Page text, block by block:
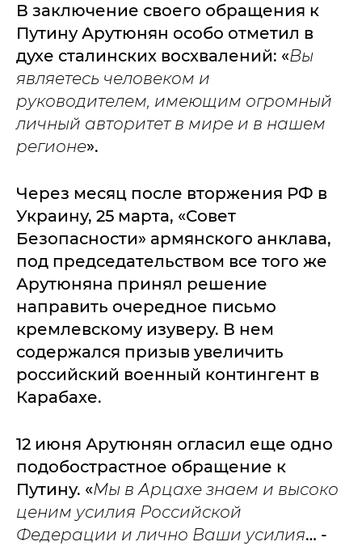
В заключение своего обращения к
Путину Арутюнян особо отметил в
духе сталинских восхвалений: «Вы
являетесь человеком и
руководителем, имеющим огромный
личный авторитет в мире и в нашем
регионе».
Через месяц после вторжения РФ в
Украину, 25 марта, «Совет
Безопасности» армянского анклава,
под председательством все того же
Арутюняна принял решение
направить очередное письмо
кремлевскому изуверу. В нем
содержался призыв увеличить
российский военный контингент в
Карабахе.
12 июня Арутюнян огласил еще одно
подобострастное обращение к
Путину. «Мы в Арцахе знаем и высоко
ценим усилия Российской
Федерации и лично Ваши усилия… -